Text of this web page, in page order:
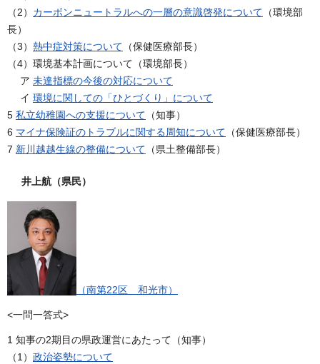
（2） カーボンニュートラルへの一層の意識啓発について （環境部
長）
（3） 熱中症対策について （保健医療部長）
（4）環境基本計画について（環境部長）
ア 未達指標の今後の対応について
イ 環境に関しての「ひとづくり」について
5 私立幼稚園への支援について （知事）
6 マイナ保険証のトラブルに関する周知について （保健医療部長）
7 新川越越生線の整備について （県土整備部長）
井上航（県民）
（南第22区 和光市）
<一問一答式>
1 知事の2期目の県政運営にあたって（知事）
（1） 政治姿勢について